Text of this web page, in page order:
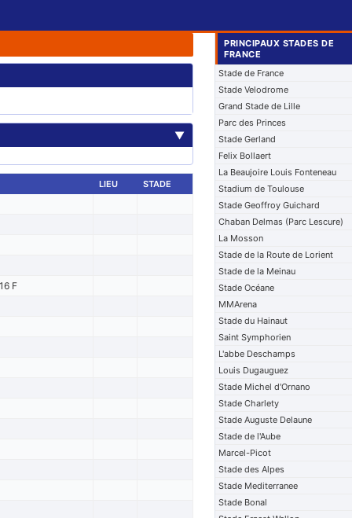
▼
LIEU STADE
F
PRINCIPAUX STADES DE
FRANCE
Stade de France
Stade Velodrome
Grand Stade de Lille
Parc des Princes
Stade Gerland
Felix Bollaert
La Beaujoire Louis Fonteneau
Stadium de Toulouse
Stade Geoffroy Guichard
Chaban Delmas (Parc Lescure)
La Mosson
Stade de la Route de Lorient
Stade de la Meinau
Stade Océane
MMArena
Stade du Hainaut
Saint Symphorien
L'abbe Deschamps
Louis Dugauguez
Stade Michel d'Ornano
Stade Charlety
Stade Auguste Delaune
Stade de l'Aube
Marcel-Picot
Stade des Alpes
Stade Mediterranee
Stade Bonal